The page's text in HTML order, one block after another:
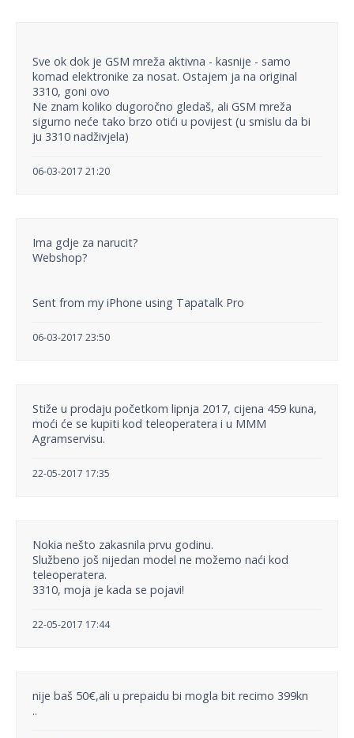
Sve ok dok je GSM mreža aktivna - kasnije - samo
komad elektronike za nosat. Ostajem ja na original
3310, goni ovo
Ne znam koliko dugoročno gledaš, ali GSM mreža
sigurno neće tako brzo otići u povijest (u smislu da bi
ju 3310 nadživjela)
06-03-2017 21:20
Ima gdje za narucit?
Webshop?
Sent from my iPhone using Tapatalk Pro
06-03-2017 23:50
Stiže u prodaju početkom lipnja 2017, cijena 459 kuna,
moći će se kupiti kod teleoperatera i u MMM
Agramservisu.
22-05-2017 17:35
Nokia nešto zakasnila prvu godinu.
Službeno još nijedan model ne možemo naći kod
teleoperatera.
3310, moja je kada se pojavi!
22-05-2017 17:44
nije baš 50€,ali u prepaidu bi mogla bit recimo 399kn
..